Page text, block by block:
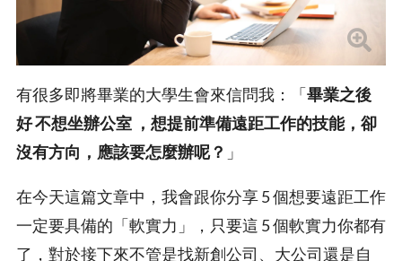
有很多即將畢業的大學生會來信問我：「畢業之後
好 不想坐辦公室 ，想提前準備遠距工作的技能，卻
沒有方向，應該要怎麼辦呢？ 」
在今天這篇文章中，我會跟你分享 5 個想要遠距工作
一定要具備的「軟實力」，只要這 5 個軟實力你都有
了，對於接下來不管是找新創公司、大公司還是自